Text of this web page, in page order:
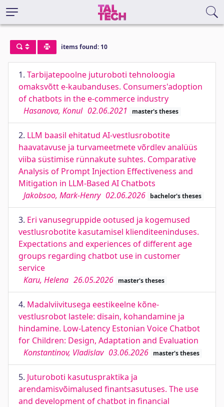
items found: 10
1. Tarbijatepoolne juturoboti tehnoloogia
omaksvõtt e-kaubanduses. Consumers'adoption
of chatbots in the e-commerce industry
Hasanova, Konul 02.06.2021 master's theses
2. LLM baasil ehitatud AI-vestlusrobotite
haavatavuse ja turvameetmete võrdlev analüüs
viiba süstimise rünnakute suhtes. Comparative
Analysis of Prompt Injection Effectiveness and
Mitigation in LLM-Based AI Chatbots
Jakobsoo, Mark-Henry 02.06.2026 bachelor's theses
3. Eri vanusegruppide ootused ja kogemused
vestlusrobotite kasutamisel klienditeeninduses.
Expectations and experiences of different age
groups regarding chatbot use in customer
service
Karu, Helena 26.05.2026 master's theses
4. Madalviivitusega eestikeelne kõne-
vestlusrobot lastele: disain, kohandamine ja
hindamine. Low-Latency Estonian Voice Chatbot
for Children: Design, Adaptation and Evaluation
Konstantinov, Vladislav 03.06.2026 master's theses
5. Juturoboti kasutuspraktika ja
arendamisvõimalused finantsasutuses. The use
and development of chatbot in financial